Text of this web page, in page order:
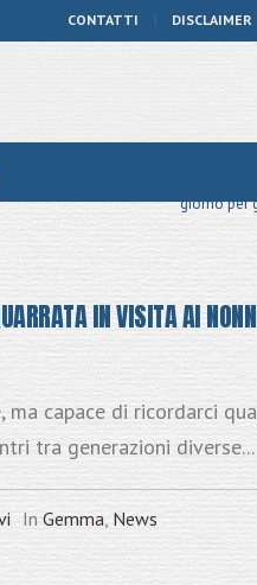
CONTATTI DISCLAIMER
giorno per
IN VISITA AI
ma capace di ricordarci
tra generazioni diverse...
InGemma, News